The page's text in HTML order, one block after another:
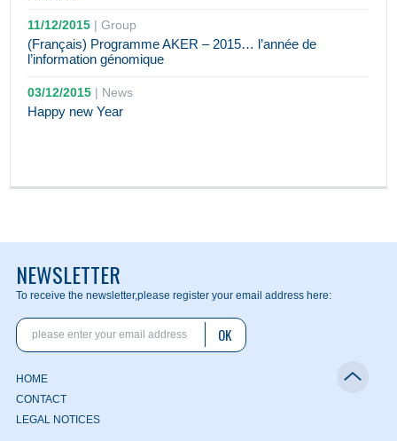
11/12/2015 |Group
(Français) Programme AKER – 2015… l’année de
l’information génomique
03/12/2015 | News
Happy new Year
NEWSLETTER
To receive the newsletter,please register your email address here:
OK
HOME
CONTACT
LEGAL NOTICES